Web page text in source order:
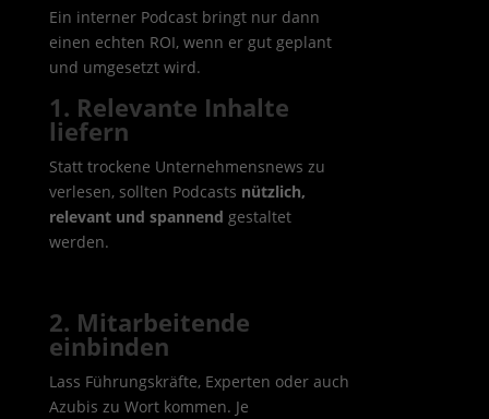
Ein interner Podcast bringt nur dann
einen echten ROI, wenn er gut geplant
und umgesetzt wird.
1. Relevante Inhalte
liefern
Statt trockene Unternehmensnews zu
verlesen, sollten Podcasts nützlich,
relevant und spannend gestaltet
werden.
2. Mitarbeitende
einbinden
Lass Führungskräfte, Experten oder auch
Azubis zu Wort kommen. Je